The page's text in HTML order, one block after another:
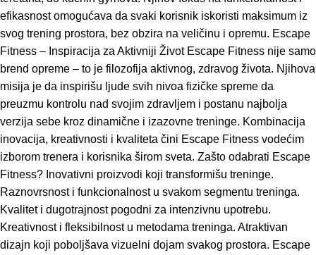
efikasnost omogućava da svaki korisnik iskoristi maksimum iz
svog trening prostora, bez obzira na veličinu i opremu. Escape
Fitness – Inspiracija za Aktivniji Život Escape Fitness nije samo
brend opreme – to je filozofija aktivnog, zdravog života. Njihova
misija je da inspirišu ljude svih nivoa fizičke spreme da
preuzmu kontrolu nad svojim zdravljem i postanu najbolja
verzija sebe kroz dinamične i izazovne treninge. Kombinacija
inovacija, kreativnosti i kvaliteta čini Escape Fitness vodećim
izborom trenera i korisnika širom sveta. Zašto odabrati Escape
Fitness? Inovativni proizvodi koji transformišu treninge.
Raznovrsnost i funkcionalnost u svakom segmentu treninga.
Kvalitet i dugotrajnost pogodni za intenzivnu upotrebu.
Kreativnost i fleksibilnost u metodama treninga. Atraktivan
dizajn koji poboljšava vizuelni dojam svakog prostora. Escape